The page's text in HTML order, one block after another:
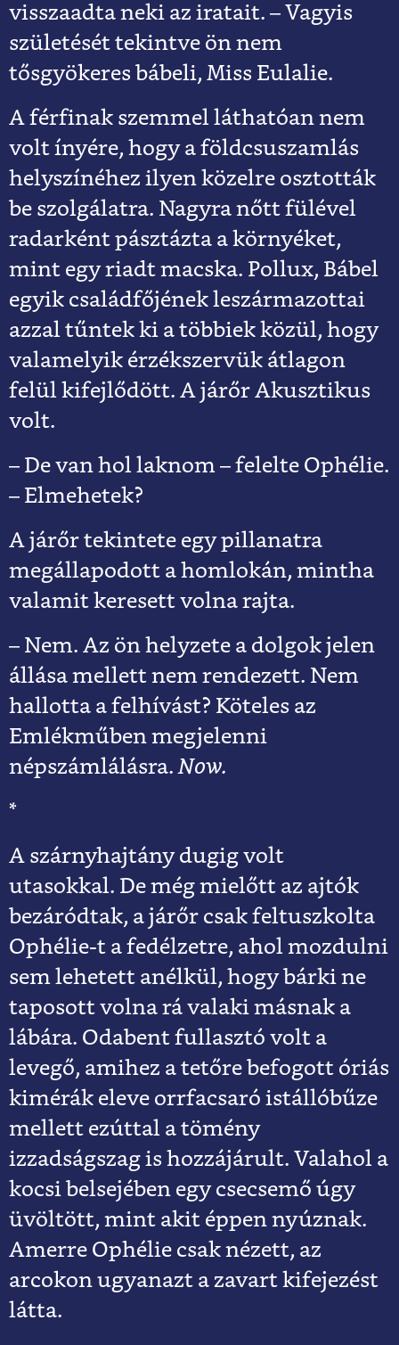
visszaadta neki az iratait. – Vagyis
születését tekintve ön nem
tősgyökeres bábeli, Miss Eulalie.
A férfinak szemmel láthatóan nem
volt ínyére, hogy a földcsuszamlás
helyszínéhez ilyen közelre osztották
be szolgálatra. Nagyra nőtt fülével
radarként pásztázta a környéket,
mint egy riadt macska. Pollux, Bábel
egyik családfőjének leszármazottai
azzal tűntek ki a többiek közül, hogy
valamelyik érzékszervük átlagon
felül kifejlődött. A járőr Akusztikus
volt.
– De van hol laknom – felelte Ophélie.
– Elmehetek?
A járőr tekintete egy pillanatra
megállapodott a homlokán, mintha
valamit keresett volna rajta.
– Nem. Az ön helyzete a dolgok jelen
állása mellett nem rendezett. Nem
hallotta a felhívást? Köteles az
Emlékműben megjelenni
népszámlálásra.Now.
*
A szárnyhajtány dugig volt
utasokkal. De még mielőtt az ajtók
bezáródtak, a járőr csak feltuszkolta
Ophélie-t a fedélzetre, ahol mozdulni
sem lehetett anélkül, hogy bárki ne
taposott volna rá valaki másnak a
lábára. Odabent fullasztó volt a
levegő, amihez a tetőre befogott óriás
kimérák eleve orrfacsaró istállóbűze
mellett ezúttal a tömény
izzadságszag is hozzájárult. Valahol a
kocsi belsejében egy csecsemő úgy
üvöltött, mint akit éppen nyúznak.
Amerre Ophélie csak nézett, az
arcokon ugyanazt a zavart kifejezést
látta.